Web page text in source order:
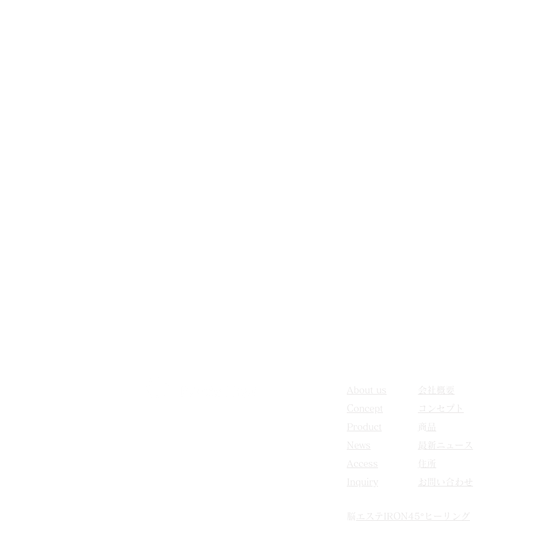
About us
​会社概要
​Concept
​コンセプト
​Product
​News
​最新ニュース
​Access
​住所
​Inquiry
​お問い合わせ
​脳エステIRON45°ヒーリング